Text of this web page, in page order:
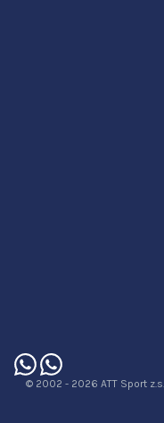
© 2002 - 2026 ATT Sport